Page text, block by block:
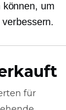
können, um
für